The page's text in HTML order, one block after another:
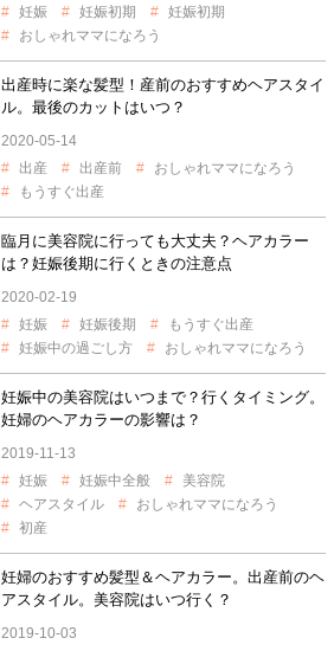
妊娠
妊娠初期
妊娠初期
おしゃれママになろう
出産時に楽な髪型！産前のおすすめヘアスタイ
ル。最後のカットはいつ？
2020-05-14
出産
出産前
おしゃれママになろう
もうすぐ出産
臨月に美容院に行っても大丈夫？ヘアカラー
は？妊娠後期に行くときの注意点
2020-02-19
妊娠
妊娠後期
もうすぐ出産
妊娠中の過ごし方
おしゃれママになろう
妊娠中の美容院はいつまで？行くタイミング。
妊婦のヘアカラーの影響は？
2019-11-13
妊娠
妊娠中全般
美容院
ヘアスタイル
おしゃれママになろう
初産
妊婦のおすすめ髪型＆ヘアカラー。出産前のヘ
アスタイル。美容院はいつ行く？
2019-10-03